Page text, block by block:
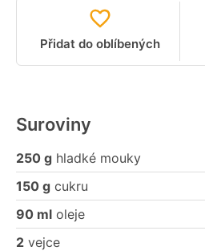
Přidat do oblíbených
Suroviny
250 g hladké mouky
150 g cukru
90 ml oleje
2 vejce